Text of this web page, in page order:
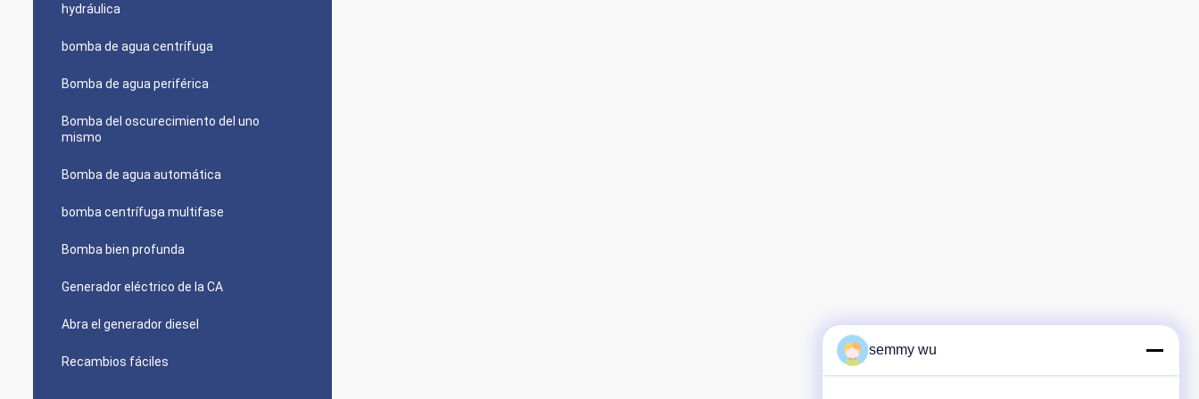
hydráulica
bomba de agua centrífuga
Bomba de agua periférica
Bomba del oscurecimiento del uno
mismo
Bomba de agua automática
bomba centrífuga multifase
Bomba bien profunda
Generador eléctrico de la CA
Abra el generador diesel
Recambios fáciles
semmy wu